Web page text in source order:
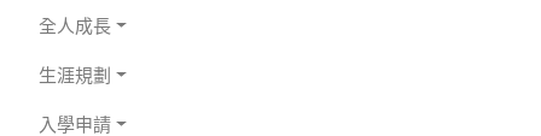
全人成長
生涯規劃
入學申請